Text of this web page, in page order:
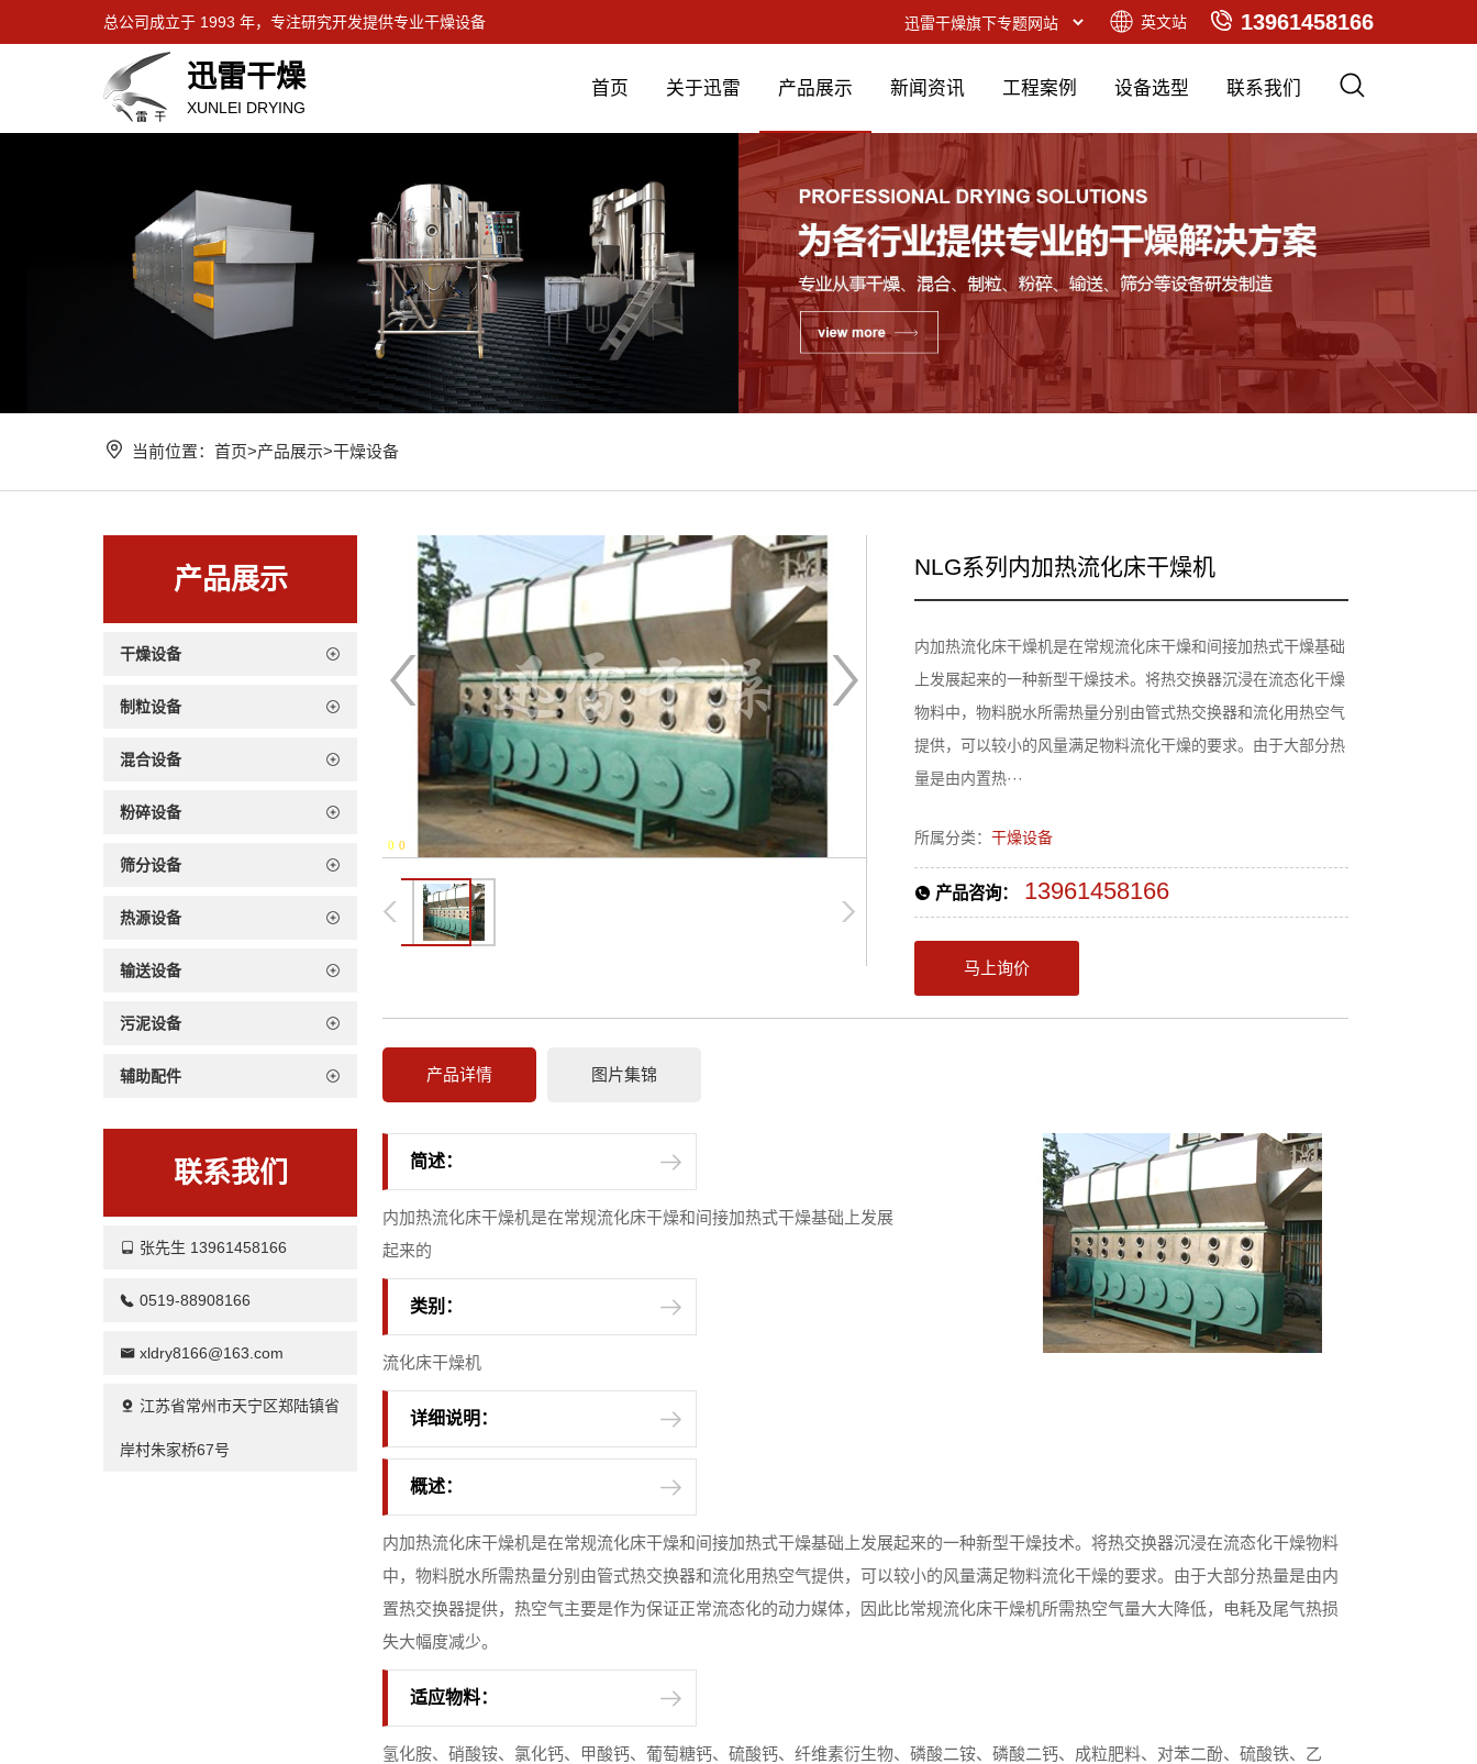
总公司成立于 1993 年，专注研究开发提供专业干燥设备 13961458166
英文站
迅雷干燥
XUNLEI DRYING
首页 关于迅雷 产品展示 新闻资讯 工程案例 设备选型 联系我们
当前位置：首页>产品展示>干燥设备
产品展示
干燥设备
制粒设备
混合设备
粉碎设备
筛分设备
热源设备
输送设备
污泥设备
辅助配件
联系我们
张先生 13961458166
0519-88908166
xldry8166@163.com
江苏省常州市天宁区郑陆镇省
岸村朱家桥67号
0 -0
NLG系列内加热流化床干燥机
内加热流化床干燥机是在常规流化床干燥和间接加热式干燥基础
上发展起来的一种新型干燥技术。将热交换器沉浸在流态化干燥
物料中，物料脱水所需热量分别由管式热交换器和流化用热空气
提供，可以较小的风量满足物料流化干燥的要求。由于大部分热
量是由内置热···
所属分类： 干燥设备
产品咨询： 13961458166
马上询价
产品详情 图片集锦
简述：
内加热流化床干燥机是在常规流化床干燥和间接加热式干燥基础上发展
起来的
类别：
流化床干燥机
详细说明：
概述：
内加热流化床干燥机是在常规流化床干燥和间接加热式干燥基础上发展起来的一种新型干燥技术。将热交换器沉浸在流态化干燥物料
中，物料脱水所需热量分别由管式热交换器和流化用热空气提供，可以较小的风量满足物料流化干燥的要求。由于大部分热量是由内
置热交换器提供，热空气主要是作为保证正常流态化的动力媒体，因此比常规流化床干燥机所需热空气量大大降低，电耗及尾气热损
失大幅度减少。
适应物料：
氢化胺、硝酸铵、氯化钙、甲酸钙、葡萄糖钙、硫酸钙、纤维素衍生物、磷酸二铵、磷酸二钙、成粒肥料、对苯二酚、硫酸铁、乙